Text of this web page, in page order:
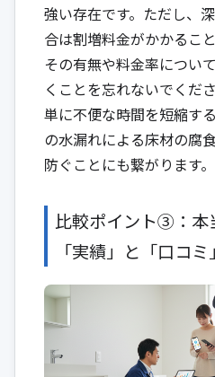
強い存在です。ただし、
合は割増料金がかかるこ
その有無や料金率につい
くことを忘れないでくだ
単に不便な時間を短縮す
の水漏れによる床材の腐
防ぐことにも繋がります。
比較ポイント③：本
「実績」と「口コ